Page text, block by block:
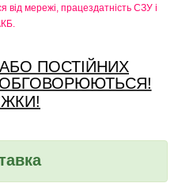
від мережі, працездатність СЗУ і
ПОСТІЙНИХ
ОБГОВОРЮЮТЬСЯ!